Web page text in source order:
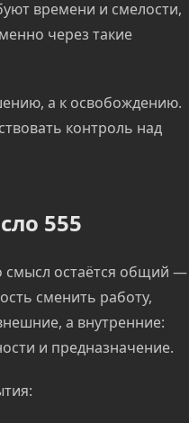
времени и смелости,
через такие
а к освобождению.
контроль над
555
смысл остаётся общий —
сменить работу,
а внутренние:
и предназначение.